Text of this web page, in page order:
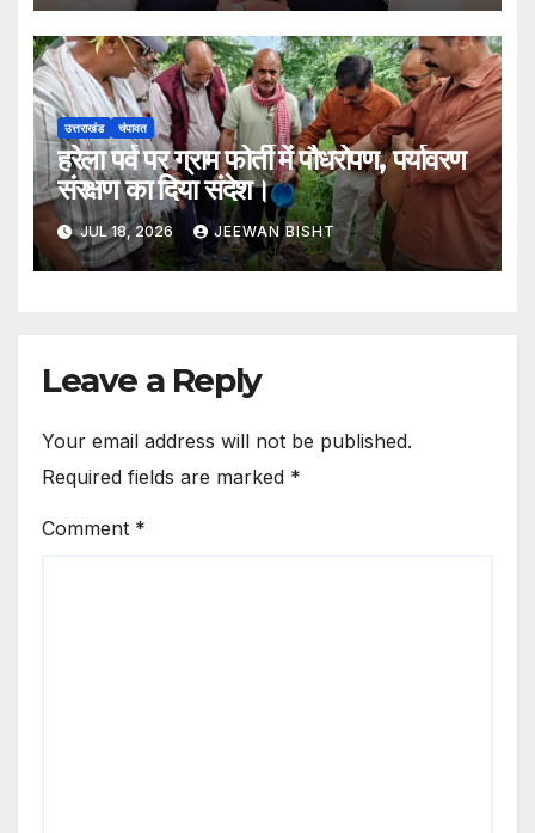
उत्तराखंड चंपावत
हरेला पर्व पर ग्राम फोर्ती में पौधरोपण, पर्यावरण
संरक्षण का दिया संदेश।
JUL 18, 2026 JEEWAN BISHT
Leave a Reply
Your email address will not be published.
Required fields are marked *
Comment *